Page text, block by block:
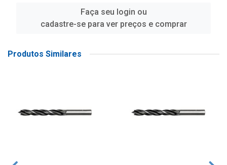
Faça seu login ou
cadastre-se para ver preços e comprar
Produtos Similares